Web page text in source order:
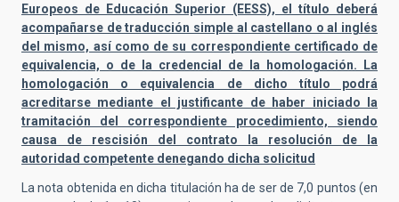
Europeos de Educación Superior (EESS), el título deberá
acompañarse de traducción simple al castellano o al inglés
del mismo, así como de su correspondiente certificado de
equivalencia, o de la credencial de la homologación. La
homologación o equivalencia de dicho título podrá
acreditarse mediante el justificante de haber iniciado la
tramitación del correspondiente procedimiento, siendo
causa de rescisión del contrato la resolución de la
autoridad competente denegando dicha solicitud
La nota obtenida en dicha titulación ha de ser de 7,0 puntos (en